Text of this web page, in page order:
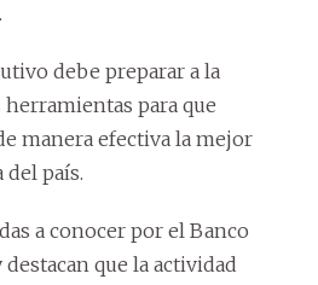
debe preparar a la
para que
manera efectiva la mejor
país.
a conocer por el Banco
que la actividad